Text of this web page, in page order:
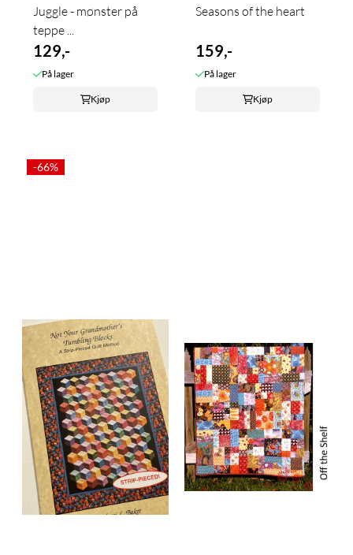
Juggle - mønster på
teppe ...
129,-
På lager
Kjøp
Seasons of the heart
159,-
På lager
Kjøp
-66%